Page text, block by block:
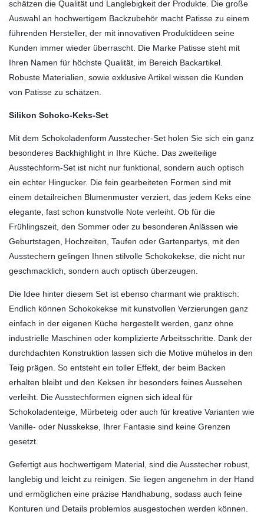
schätzen die Qualität und Langlebigkeit der Produkte. Die große
Auswahl an hochwertigem Backzubehör macht Patisse zu einem
führenden Hersteller, der mit innovativen Produktideen seine
Kunden immer wieder überrascht. Die Marke Patisse steht mit
Ihren Namen für höchste Qualität, im Bereich Backartikel.
Robuste Materialien, sowie exklusive Artikel wissen die Kunden
von Patisse zu schätzen.
Silikon Schoko-Keks-Set
Mit dem Schokoladenform Ausstecher-Set holen Sie sich ein ganz
besonderes Backhighlight in Ihre Küche. Das zweiteilige
Ausstechform-Set ist nicht nur funktional, sondern auch optisch
ein echter Hingucker. Die fein gearbeiteten Formen sind mit
einem detailreichen Blumenmuster verziert, das jedem Keks eine
elegante, fast schon kunstvolle Note verleiht. Ob für die
Frühlingszeit, den Sommer oder zu besonderen Anlässen wie
Geburtstagen, Hochzeiten, Taufen oder Gartenpartys, mit den
Ausstechern gelingen Ihnen stilvolle Schokokekse, die nicht nur
geschmacklich, sondern auch optisch überzeugen.
Die Idee hinter diesem Set ist ebenso charmant wie praktisch:
Endlich können Schokokekse mit kunstvollen Verzierungen ganz
einfach in der eigenen Küche hergestellt werden, ganz ohne
industrielle Maschinen oder komplizierte Arbeitsschritte. Dank der
durchdachten Konstruktion lassen sich die Motive mühelos in den
Teig prägen. So entsteht ein toller Effekt, der beim Backen
erhalten bleibt und den Keksen ihr besonders feines Aussehen
verleiht. Die Ausstechformen eignen sich ideal für
Schokoladenteige, Mürbeteig oder auch für kreative Varianten wie
Vanille- oder Nusskekse, Ihrer Fantasie sind keine Grenzen
gesetzt.
Gefertigt aus hochwertigem Material, sind die Ausstecher robust,
langlebig und leicht zu reinigen. Sie liegen angenehm in der Hand
und ermöglichen eine präzise Handhabung, sodass auch feine
Konturen und Details problemlos ausgestochen werden können.